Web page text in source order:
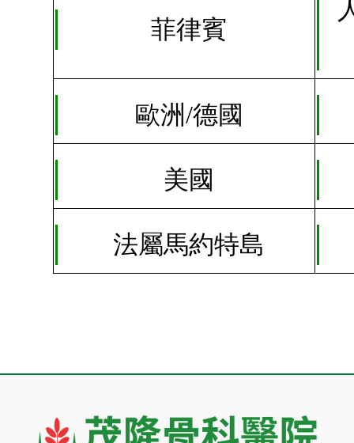
菲律賓
歐洲/德國
美國
法屬馬約特島